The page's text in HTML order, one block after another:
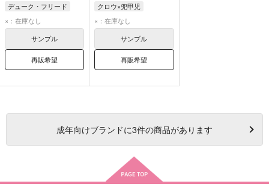
デューク・フリード
兜甲児
×：在庫なし
サンプル
再販希望
クロウ×兜甲児
クロウ・ブルースト
兜甲児
×：在庫なし
サンプル
再販希望
成年向けブランドに3件の商品があります